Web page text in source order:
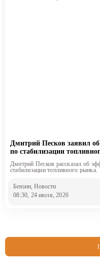
Дмитрий Песков заявил
по стабилизации
Дмитрий Песков рассказал об
стабилизации топливного рынка.
Бензин , Новости
08:30, 24 июля, 2026